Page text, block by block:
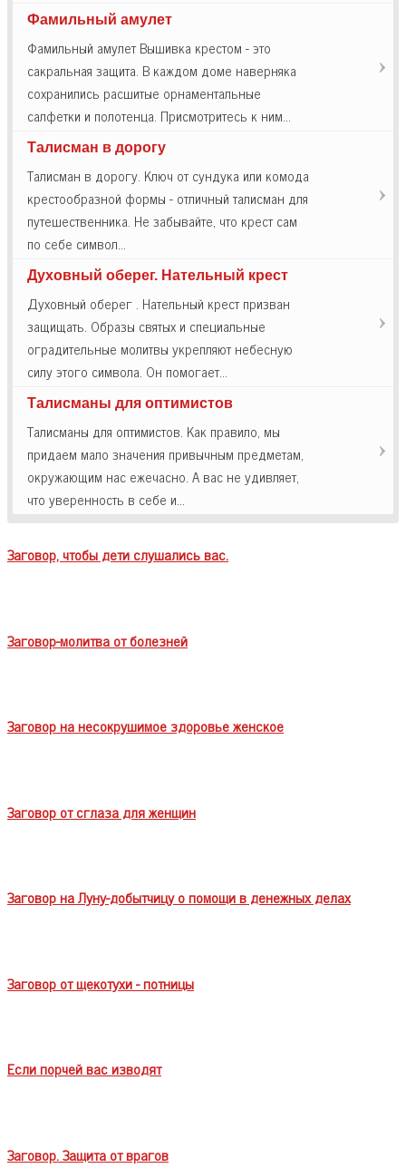
Фамильный амулет
Фамильный амулет Вышивка крестом - это
сакральная защита. В каждом доме наверняка
сохранились расшитые орнаментальные
салфетки и полотенца. Присмотритесь к ним…
Талисман в дорогу
Талисман в дорогу. Ключ от сундука или комода
крестообразной формы - отличный талисман для
путешественника. Не забывайте, что крест сам
по себе символ…
Духовный оберег. Нательный крест
Духовный оберег . Нательный крест призван
защищать. Образы святых и специальные
оградительные молитвы укрепляют небесную
силу этого символа. Он помогает…
Талисманы для оптимистов
Талисманы для оптимистов. Как правило, мы
придаем мало значения привычным предметам,
окружающим нас ежечасно. А вас не удивляет,
что уверенность в себе и…
Заговор, чтобы дети слушались вас.
Заговор-молитва от болезней
Заговор на несокрушимое здоровье женское
Заговор от сглаза для женщин
Заговор на Луну-добытчицу о помощи в денежных делах
Заговор от щекотухи - потницы
Если порчей вас изводят
Заговор. Защита от врагов